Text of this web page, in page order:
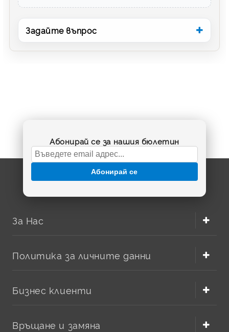
Задайте въпрос
Абонирай се за нашия бюлетин
Абонирай се
За Нас
Политика за личните данни
Бизнес клиенти
Връщане и замяна